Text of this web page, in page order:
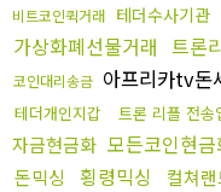
비트코인퀵거래 테더수사기관
가상화폐선물거래 트론
코인대리송금 아프리카tv돈
테더개인지갑 트론 리플 전송
자금현금화 모든코인현
돈믹싱 횡령믹싱 컬쳐